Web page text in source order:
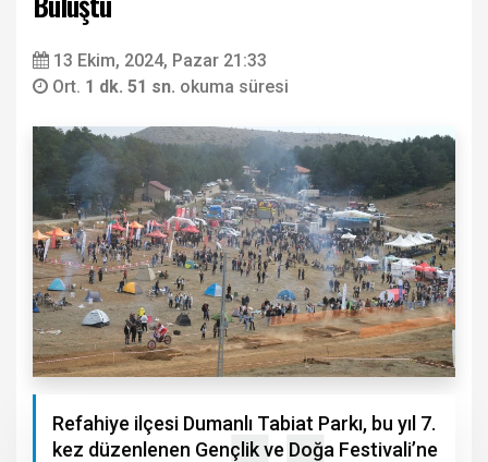
13 Ekim, 2024, Pazar 21:33
Ort. 1 dk. 51 sn. okuma süresi
Refahiye ilçesi Dumanlı Tabiat Parkı, bu yıl 7.
kez düzenlenen Gençlik ve Doğa Festivali’ne